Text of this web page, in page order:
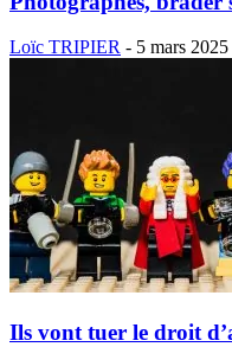
Loïc TRIPIER - 5 mars 2025
Ils vont tuer le droit